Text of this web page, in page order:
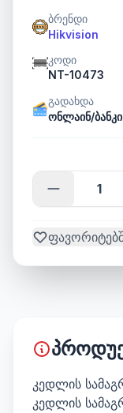
ბრენდი
Hikvision
კოდი
NT-10473
გადახდა
ონლაინ/ბანკი
კედლის
კედლის